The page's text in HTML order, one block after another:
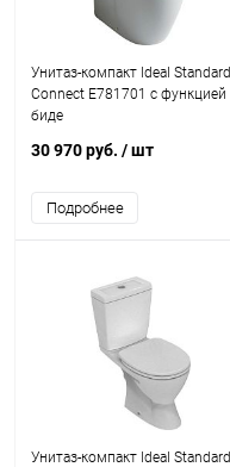
Унитаз-компакт Ideal Standard
Connect E781701 с функцией
биде
30 970 руб. / шт
Подробнее
Унитаз-компакт Ideal Standard